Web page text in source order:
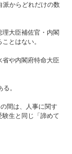
派からどれだけの数
大臣補佐官・内閣
とはない。
や内閣府特命大臣
。
間は、人事に関す
生と同じ「諦めて